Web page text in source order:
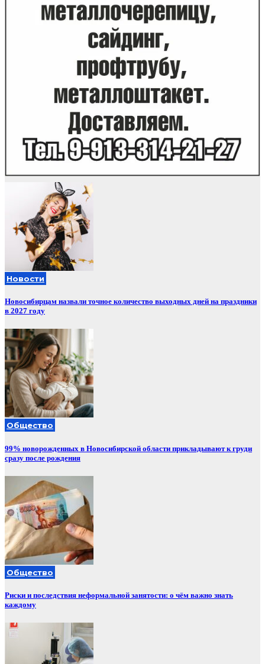
Новости
Новосибирцам назвали точное количество выходных дней на праздники
в 2027 году
Общество
99% новорожденных в Новосибирской области прикладывают к груди
сразу после рождения
Общество
Риски и последствия неформальной занятости: о чём важно знать
каждому